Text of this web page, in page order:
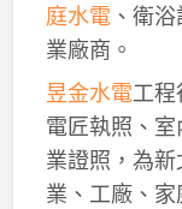
庭水電、衛浴
業廠商。
昱金水電工程
電匠執照、
業證照，為
業、工廠、家